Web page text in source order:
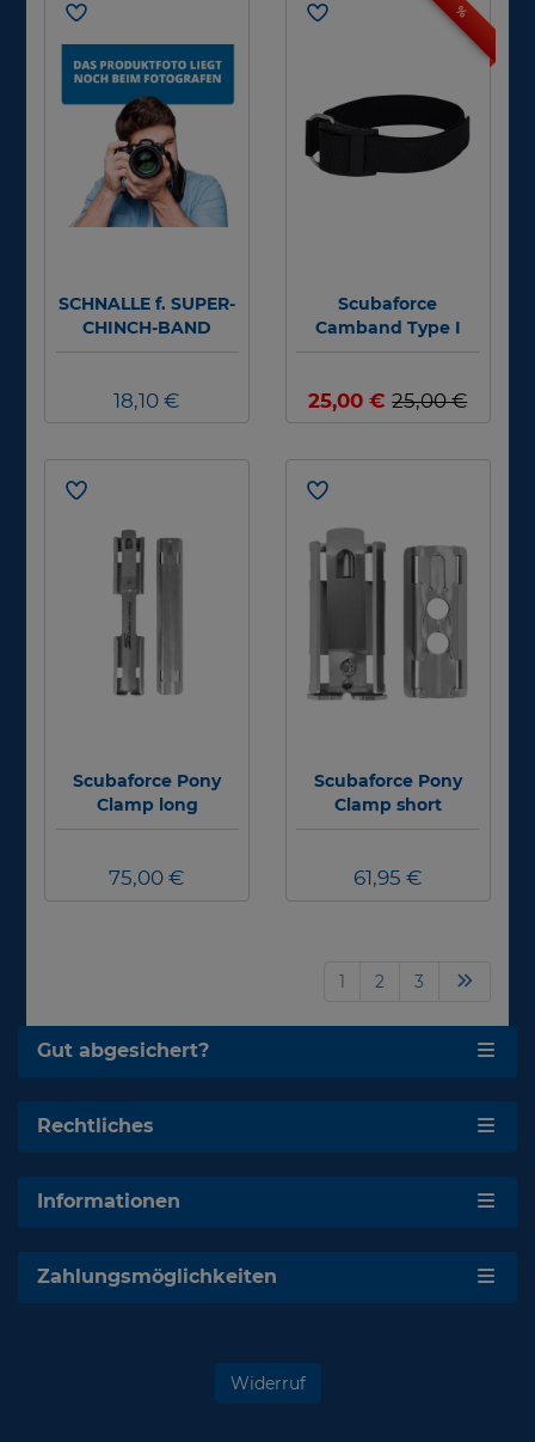
SCHNALLE f. SUPER-
CHINCH-BAND
18,10 €
%
Scubaforce
Camband Type I
Plastic -
Kunststoffschnalle
25,00 €25,00 €
Scubaforce Pony
Clamp long
75,00 €
Scubaforce Pony
Clamp short
61,95 €
1 2 3
Gut abgesichert?
Rechtliches
Informationen
Zahlungsmöglichkeiten
Widerruf